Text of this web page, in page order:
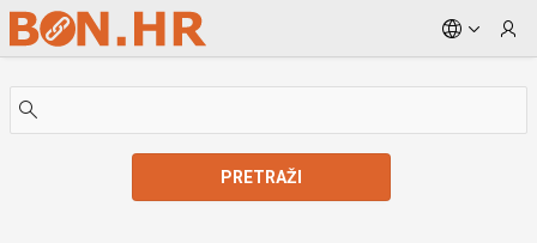
Skip to Main Content
PRETRAŽI